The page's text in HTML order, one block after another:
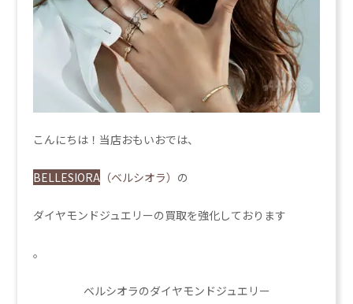
こんにちは！当店おもいおでは、
BELLESIORA （ベルシオラ） の
ダイヤモンドジュエリーの買取を強化しております
。
ベルシオラのダイヤモンドジュエリー